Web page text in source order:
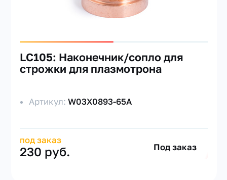
LC105: Наконечник/сопло для
строжки для плазмотрона
Артикул:W03X0893-65A
под заказ
230 руб. Под заказ